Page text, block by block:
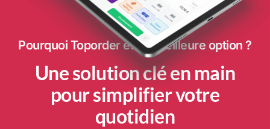
Pourquoi Toporder est la meilleure option ?
Une solution clé en main
pour simplifier votre
quotidien